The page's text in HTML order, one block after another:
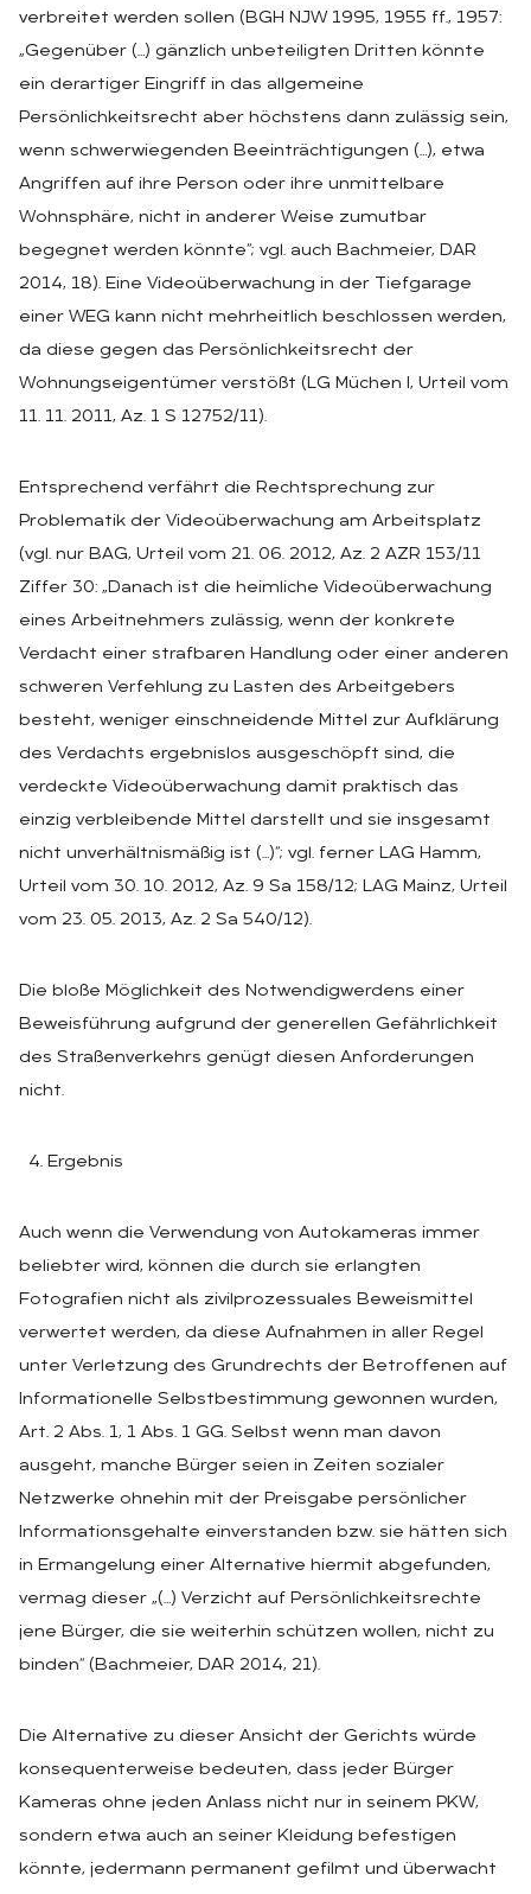
verbreitet werden sollen (BGH NJW 1995, 1955 ff., 1957:
„Gegenüber (…) gänzlich unbeteiligten Dritten könnte
ein derartiger Eingriff in das allgemeine
Persönlichkeitsrecht aber höchstens dann zulässig sein,
wenn schwerwiegenden Beeinträchtigungen (…), etwa
Angriffen auf ihre Person oder ihre unmittelbare
Wohnsphäre, nicht in anderer Weise zumutbar
begegnet werden könnte“; vgl. auch Bachmeier, DAR
2014, 18). Eine Videoüberwachung in der Tiefgarage
einer WEG kann nicht mehrheitlich beschlossen werden,
da diese gegen das Persönlichkeitsrecht der
Wohnungseigentümer verstößt (LG Müchen I, Urteil vom
11. 11. 2011, Az. 1 S 12752/11).
Entsprechend verfährt die Rechtsprechung zur
Problematik der Videoüberwachung am Arbeitsplatz
(vgl. nur BAG, Urteil vom 21. 06. 2012, Az. 2 AZR 153/11
Ziffer 30: „Danach ist die heimliche Videoüberwachung
eines Arbeitnehmers zulässig, wenn der konkrete
Verdacht einer strafbaren Handlung oder einer anderen
schweren Verfehlung zu Lasten des Arbeitgebers
besteht, weniger einschneidende Mittel zur Aufklärung
des Verdachts ergebnislos ausgeschöpft sind, die
verdeckte Videoüberwachung damit praktisch das
einzig verbleibende Mittel darstellt und sie insgesamt
nicht unverhältnismäßig ist (…)“; vgl. ferner LAG Hamm,
Urteil vom 30. 10. 2012, Az. 9 Sa 158/12; LAG Mainz, Urteil
vom 23. 05. 2013, Az. 2 Sa 540/12).
Die bloße Möglichkeit des Notwendigwerdens einer
Beweisführung aufgrund der generellen Gefährlichkeit
des Straßenverkehrs genügt diesen Anforderungen
nicht.
Ergebnis
Auch wenn die Verwendung von Autokameras immer
beliebter wird, können die durch sie erlangten
Fotografien nicht als zivilprozessuales Beweismittel
verwertet werden, da diese Aufnahmen in aller Regel
unter Verletzung des Grundrechts der Betroffenen auf
Informationelle Selbstbestimmung gewonnen wurden,
Art. 2 Abs. 1, 1 Abs. 1 GG. Selbst wenn man davon
ausgeht, manche Bürger seien in Zeiten sozialer
Netzwerke ohnehin mit der Preisgabe persönlicher
Informationsgehalte einverstanden bzw. sie hätten sich
in Ermangelung einer Alternative hiermit abgefunden,
vermag dieser „(…) Verzicht auf Persönlichkeitsrechte
jene Bürger, die sie weiterhin schützen wollen, nicht zu
binden“ (Bachmeier, DAR 2014, 21).
Die Alternative zu dieser Ansicht der Gerichts würde
konsequenterweise bedeuten, dass jeder Bürger
Kameras ohne jeden Anlass nicht nur in seinem PKW,
sondern etwa auch an seiner Kleidung befestigen
könnte, jedermann permanent gefilmt und überwacht